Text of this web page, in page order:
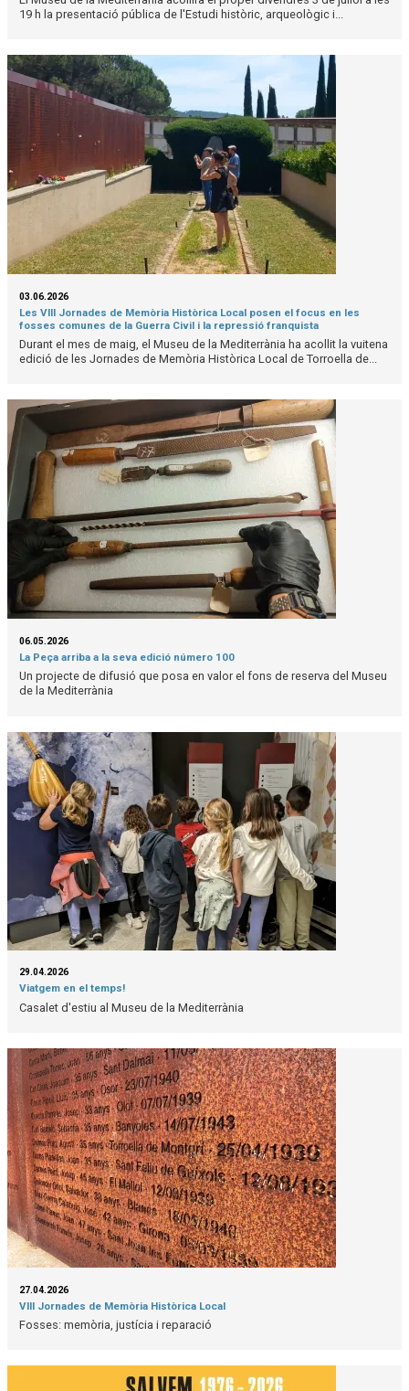
19 h la presentació pública de l'Estudi històric, arqueològic i...
03.06.2026
Les VIII Jornades de Memòria Històrica Local posen el focus en les
fosses comunes de la Guerra Civil i la repressió franquista
Durant el mes de maig, el Museu de la Mediterrània ha acollit la vuitena
edició de les Jornades de Memòria Històrica Local de Torroella de...
06.05.2026
La Peça arriba a la seva edició número 100
Un projecte de difusió que posa en valor el fons de reserva del Museu
de la Mediterrània
29.04.2026
Viatgem en el temps!
Casalet d'estiu al Museu de la Mediterrània
27.04.2026
VIII Jornades de Memòria Històrica Local
Fosses: memòria, justícia i reparació